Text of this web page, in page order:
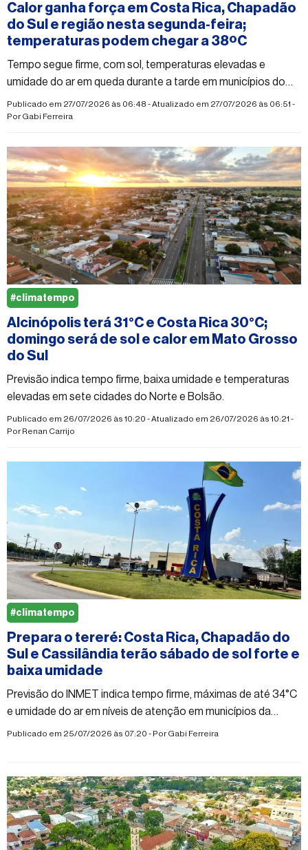
Calor ganha força em Costa Rica, Chapadão
do Sul e região nesta segunda-feira;
temperaturas podem chegar a 38ºC
Tempo segue firme, com sol, temperaturas elevadas e
umidade do ar em queda durante a tarde em municípios do
Norte de MS
Publicado em 27/07/2026 às 06:48 - Atualizado em 27/07/2026 às 06:51 -
PorGabi Ferreira
Alcinópolis terá 31°C e Costa Rica 30°C;
domingo será de sol e calor em Mato Grosso
do Sul
Previsão indica tempo firme, baixa umidade e temperaturas
elevadas em sete cidades do Norte e Bolsão.
Publicado em 26/07/2026 às 10:20 - Atualizado em 26/07/2026 às 10:21 -
PorRenan Carrijo
#climatempo
Prepara o tereré: Costa Rica, Chapadão do
Sul e Cassilândia terão sábado de sol forte e
baixa umidade
Previsão do INMET indica tempo firme, máximas de até 34°C
e umidade do ar em níveis de atenção em municípios da
região norte e nordeste de MS
Publicado em 25/07/2026 às 07:20 - PorGabi Ferreira
#climatempo